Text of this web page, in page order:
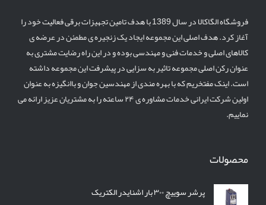
فروشگاه الگاکالا در سال 1389 با هدف تامین تجهیزات برقی فعالیت خود را
آغاز کرد. هدف اصلی این مجموعه ایجاد یک زنجیره ی مطمئن در عرضه ی
کالاهای اصلی و خدمات فنی و مهندسی بوده و در این راه رضایت مشتری به
عنوان رکن اصلی مجموعه تاثیر به سزایی در پیشرفت این مجموعه داشته
است. اینک مفتخریم که با بهره مندی از مهندسین جوان و باانگیزه به عنوان
اولین شرکت ایرانی خدمات مشاوره ی ۲۴ ساعته را به مشتریان عزیز ارائه می
نماییم.
محصولات
پرشر سوییچ ۳۰۰ بار اشنایدر الکتریک